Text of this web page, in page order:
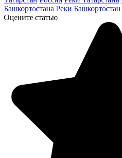
Башкортостана Реки Башкортостан
Оцените статью